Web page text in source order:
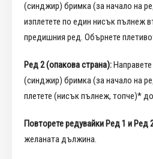
(синджир) бримка (за начало на
изплетете по един нисък пълнеж
предишния ред. Обърнете
Ред 2 (опакова страна):
(синджир) бримка (за начало на
плетете (нисък пълнеж, топче)*
Повторете редувайки Ред 1 и Ред
желаната дължина.